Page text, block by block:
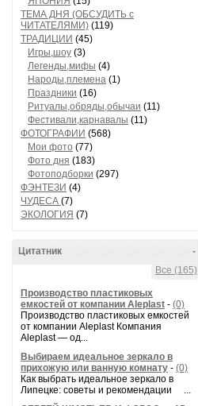
ТЕМА ДНЯ (ОБСУДИТЬ с
ЧИТАТЕЛЯМИ) (119)
ТРАДИЦИИ (45)
Игры,шоу (3)
Легенды,мифы (4)
Народы,племена (1)
Праздники (16)
Ритуалы,обряды,обычаи (11)
Фестивали,карнавалы (11)
ФОТОГРАФИИ (568)
Мои фото (77)
Фото дня (183)
Фотоподборки (297)
ФЭНТЕЗИ (4)
ЧУДЕСА (7)
ЭКОЛОГИЯ (7)
-
Цитатник
Все (165)
Производство пластиковых
емкостей от компании Aleplast - (0)
Производство пластиковых емкостей
от компании Aleplast Компания
Aleplast — од...
Выбираем идеальное зеркало в
прихожую или ванную комнату - (0)
Как выбрать идеальное зеркало в
Липецке: советы и рекомендации ...